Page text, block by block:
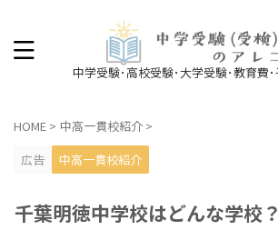
中学受験･高校受験･大学受験･教育費
HOME > 中高一貫校紹介 >
広告
中高一貫校紹介
千葉明徳中学校はどんな学校